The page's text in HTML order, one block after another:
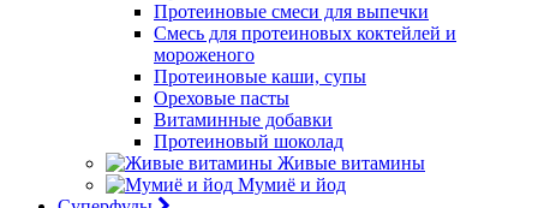
Протеиновые смеси для выпечки
Смесь для протеиновых коктейлей и
мороженого
Протеиновые каши, супы
Ореховые пасты
Витаминные добавки
Протеиновый шоколад
Живые витамины
Мумиё и йод